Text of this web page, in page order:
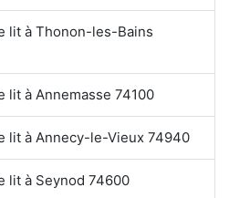
lit à Thonon-les-Bains
lit à Annemasse 74100
lit à Annecy-le-Vieux 74940
lit à Seynod 74600